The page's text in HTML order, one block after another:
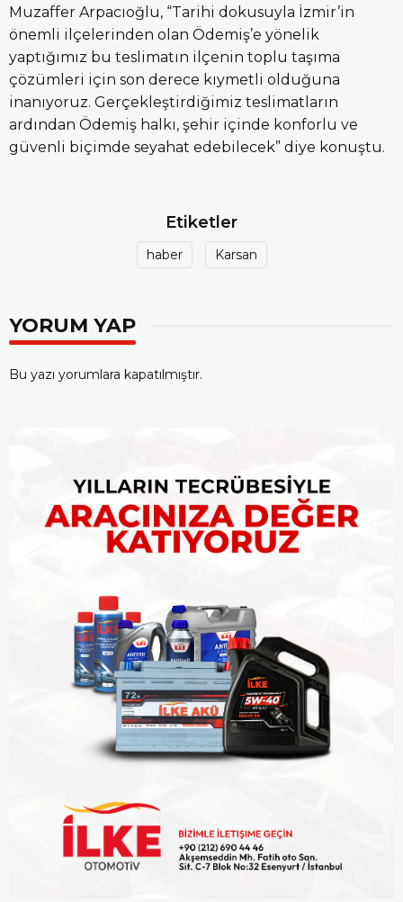
Muzaffer Arpacıoğlu, “Tarihi dokusuyla İzmir’in
önemli ilçelerinden olan Ödemiş’e yönelik
yaptığımız bu teslimatın ilçenin toplu taşıma
çözümleri için son derece kıymetli olduğuna
inanıyoruz. Gerçekleştirdiğimiz teslimatların
ardından Ödemiş halkı, şehir içinde konforlu ve
güvenli biçimde seyahat edebilecek” diye konuştu.
Etiketler
haber Karsan
YORUM YAP
Bu yazı yorumlara kapatılmıştır.